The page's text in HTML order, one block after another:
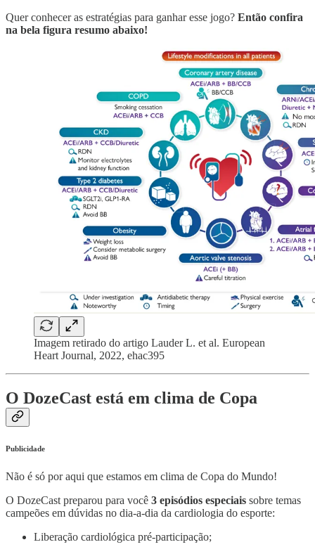
Quer conhecer as estratégias para ganhar esse jogo? Então confira
na bela figura resumo abaixo!
Imagem retirado do artigo Lauder L. et al. European
Heart Journal, 2022, ehac395
O DozeCast está em clima de Copa
Publicidade
Não é só por aqui que estamos em clima de Copa do Mundo!
O DozeCast preparou para você 3 episódios especiais sobre temas
campeões em dúvidas no dia-a-dia da cardiologia do esporte:
Liberação cardiológica pré-participação;